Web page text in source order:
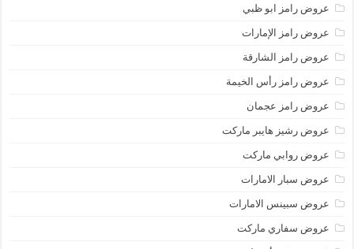
عروض رامز ابو ظبي
عروض رامز الإمارات
عروض رامز الشارقة
عروض رامز رأس الخيمة
عروض رامز عجمان
عروض رشيز هايبر ماركت
عروض روابي ماركت
عروض سبار الامارات
عروض سبينس الامارات
عروض سفاري ماركت